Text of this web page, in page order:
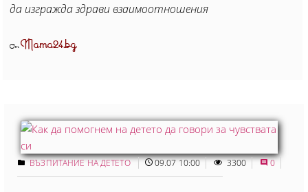
да изгражда здрави взаимоотношения
ОтMama24.bg
ВЪЗПИТАНИЕ НА ДЕТЕТО 09.07 10:00 3300 0